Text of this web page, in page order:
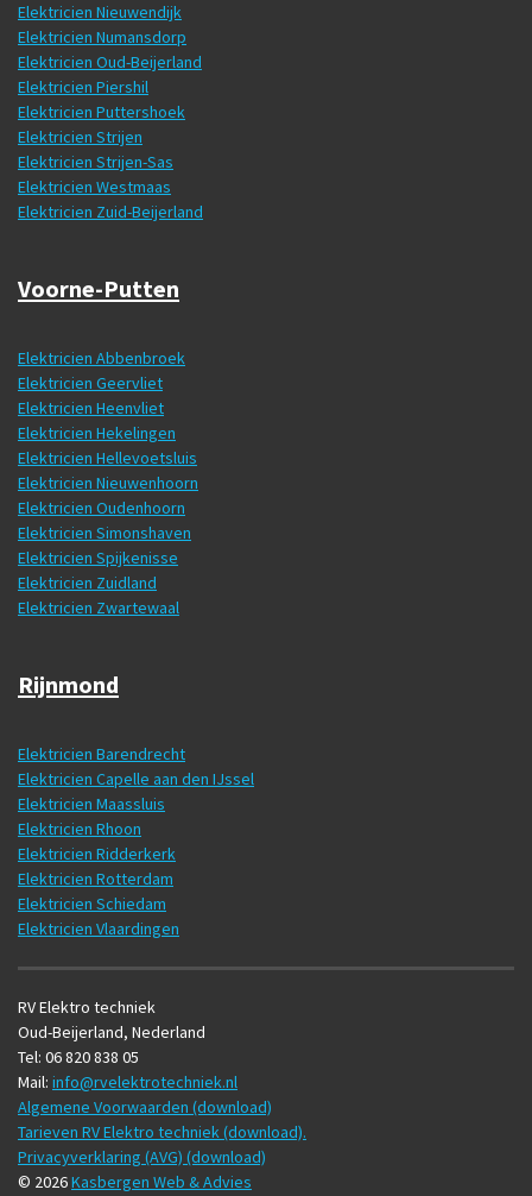
Elektricien Nieuwendijk
Elektricien Numansdorp
Elektricien Oud-Beijerland
Elektricien Piershil
Elektricien Puttershoek
Elektricien Strijen
Elektricien Strijen-Sas
Elektricien Westmaas
Elektricien Zuid-Beijerland
Voorne-Putten
Elektricien Abbenbroek
Elektricien Geervliet
Elektricien Heenvliet
Elektricien Hekelingen
Elektricien Hellevoetsluis
Elektricien Nieuwenhoorn
Elektricien Oudenhoorn
Elektricien Simonshaven
Elektricien Spijkenisse
Elektricien Zuidland
Elektricien Zwartewaal
Rijnmond
Elektricien Barendrecht
Elektricien Capelle aan den IJssel
Elektricien Maassluis
Elektricien Rhoon
Elektricien Ridderkerk
Elektricien Rotterdam
Elektricien Schiedam
Elektricien Vlaardingen
RV Elektro techniek
Oud-Beijerland, Nederland
Tel: 06 820 838 05
Mail: info@rvelektrotechniek.nl
Algemene Voorwaarden (download)
Tarieven RV Elektro techniek (download).
Privacyverklaring (AVG) (download)
© 2026Kasbergen Web & Advies